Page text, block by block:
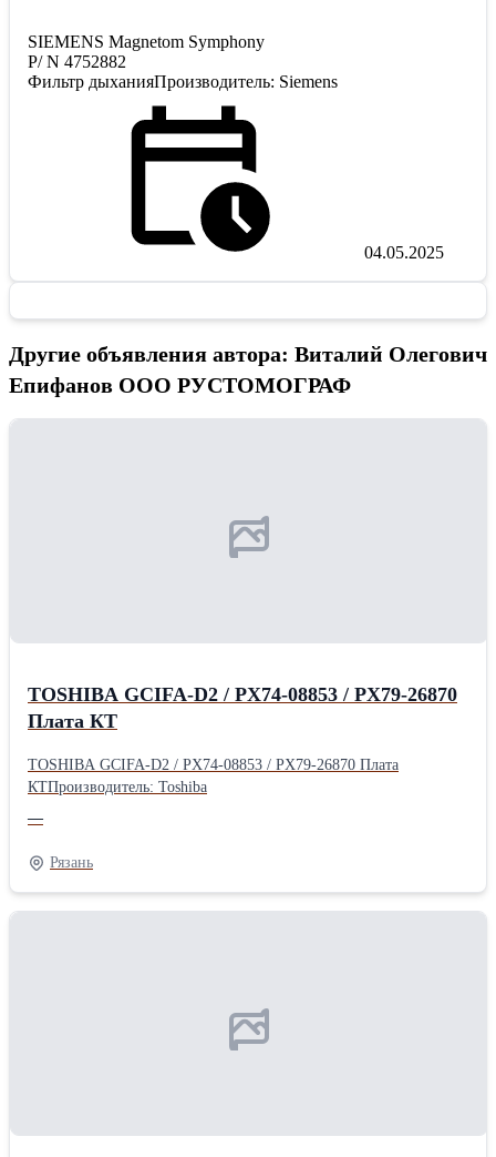
SIEMENS Magnetom Symphony
P/ N 4752882
Фильтр дыханияПроизводитель: Siemens
04.05.2025
Другие объявления автора: Виталий Олегович
Епифанов ООО РУСТОМОГРАФ
TOSHIBA GCIFA-D2 / PX74-08853 / PX79-26870
Плата КТ
TOSHIBA GCIFA-D2 / PX74-08853 / PX79-26870 Плата
КТПроизводитель: Toshiba
—
Рязань